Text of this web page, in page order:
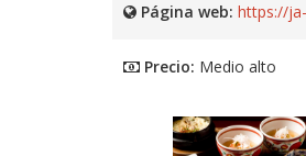
Página web: https://
Precio: Medio alto